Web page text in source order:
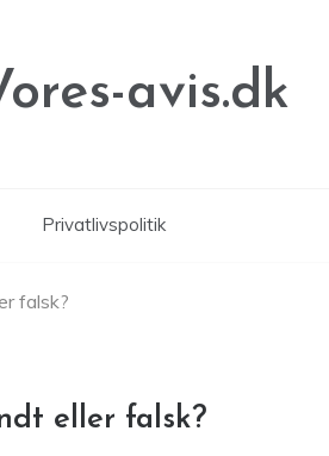
avis.dk
Privatlivspolitik
falsk?
eller falsk?